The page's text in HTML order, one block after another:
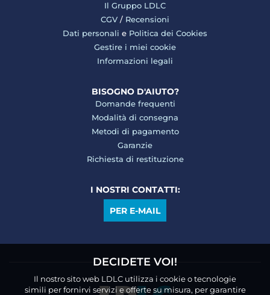
DECIDETE VOI!
Il nostro sito web LDLC utilizza i cookie o tecnologie
simili per fornirvi servizi e offerte su misura, per garantire
Il Gruppo LDLC
CGV / Recensioni
Dati personali e Politica dei Cookies
Gestire i miei cookie
Informazioni legali
BISOGNO D'AIUTO?
Domande frequenti
Modalità di consegna
Metodi di pagamento
Garanzie
Richiesta di restituzione
I NOSTRI CONTATTI:
PER E-MAIL